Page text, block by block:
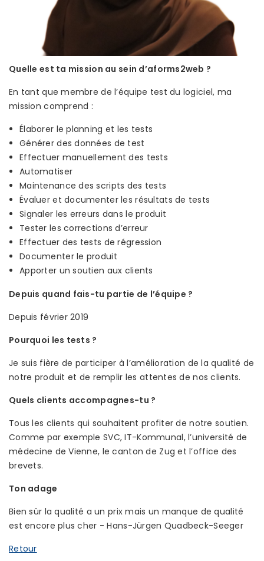
Quelle est ta mission au sein d’aforms2web ?
En tant que membre de l’équipe test du logiciel, ma
mission comprend :
Élaborer le planning et les tests
Générer des données de test
Effectuer manuellement des tests
Automatiser
Maintenance des scripts des tests
Évaluer et documenter les résultats de tests
Signaler les erreurs dans le produit
Tester les corrections d’erreur
Effectuer des tests de régression
Documenter le produit
Apporter un soutien aux clients
Depuis quand fais-tu partie de l’équipe ?
Depuis février 2019
Pourquoi les tests ?
Je suis fière de participer à l’amélioration de la qualité de
notre produit et de remplir les attentes de nos clients.
Quels clients accompagnes-tu ?
Tous les clients qui souhaitent profiter de notre soutien.
Comme par exemple SVC, IT-Kommunal, l’université de
médecine de Vienne, le canton de Zug et l’office des
brevets.
Ton adage
Bien sûr la qualité a un prix mais un manque de qualité
est encore plus cher - Hans-Jürgen Quadbeck-Seeger
Retour